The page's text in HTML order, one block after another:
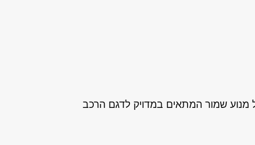
שמור המתאים במדויק לדגם הרכב